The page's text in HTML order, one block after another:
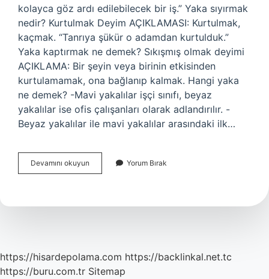
kolayca göz ardı edilebilecek bir iş.” Yaka sıyırmak
nedir? Kurtulmak Deyim AÇIKLAMASI: Kurtulmak,
kaçmak. “Tanrıya şükür o adamdan kurtulduk.”
Yaka kaptırmak ne demek? Sıkışmış olmak deyimi
AÇIKLAMA: Bir şeyin veya birinin etkisinden
kurtulamamak, ona bağlanıp kalmak. Hangi yaka
ne demek? -Mavi yakalılar işçi sınıfı, beyaz
yakalılar ise ofis çalışanları olarak adlandırılır. -
Beyaz yakalılar ile mavi yakalılar arasındaki ilk…
Devamını okuyun
Silmek
Nedir
Yorum Bırak
https://hisardepolama.com https://backlinkal.net.tc
https://buru.com.tr Sitemap